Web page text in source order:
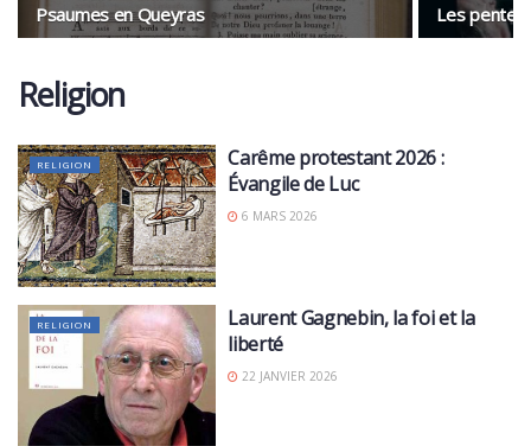
Psaumes en Queyras Les
Religion
RELIGION
Carême protestant 2026 :
Évangile de Luc
6 MARS 2026
RELIGION
Laurent Gagnebin, la foi et la
liberté
22 JANVIER 2026